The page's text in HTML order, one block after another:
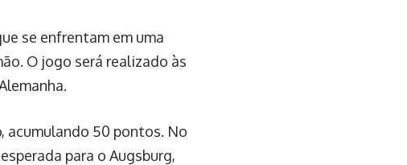
se enfrentam em uma
O jogo será realizado às
acumulando 50 pontos. No
para o Augsburg,